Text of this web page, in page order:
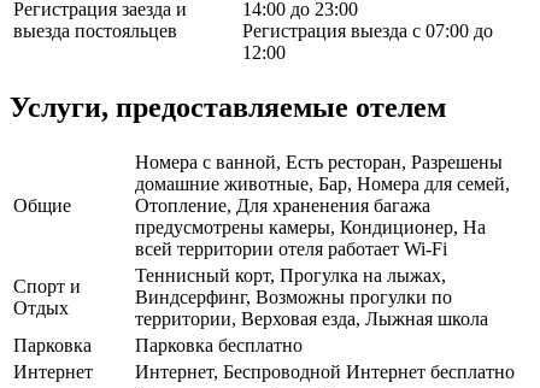
Регистрация заезда и
выезда постояльцев
14:00 до 23:00
Регистрация выезда с 07:00 до
12:00
Услуги, предоставляемые отелем
Общие
Номера с ванной, Есть ресторан, Разрешены
домашние животные, Бар, Номера для семей,
Отопление, Для храненения багажа
предусмотрены камеры, Кондиционер, На
всей территории отеля работает Wi-Fi
Спорт и
Отдых
Теннисный корт, Прогулка на лыжах,
Виндсерфинг, Возможны прогулки по
территории, Верховая езда, Лыжная школа
Парковка
Парковка бесплатно
Интернет
Интернет, Беспроводной Интернет бесплатно